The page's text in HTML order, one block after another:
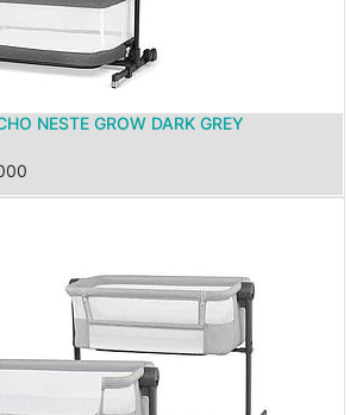
NESTE GROW DARK GREY